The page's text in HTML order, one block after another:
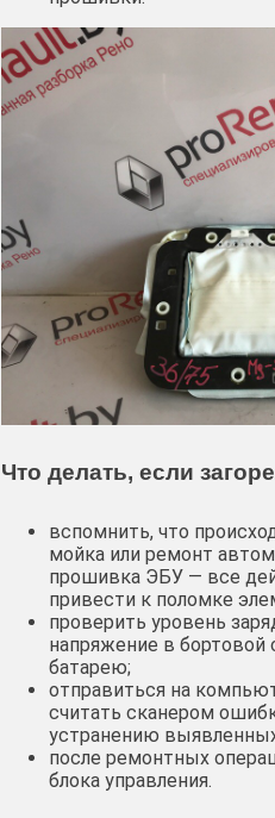
Что делать, если
вспомнить, что
мойка или ремонт
прошивка ЭБУ — все
привести к поломке
проверить уровень
напряжение в бортовой
батарею;
отправиться на
считать сканером
устранению
после ремонтных
блока управления.